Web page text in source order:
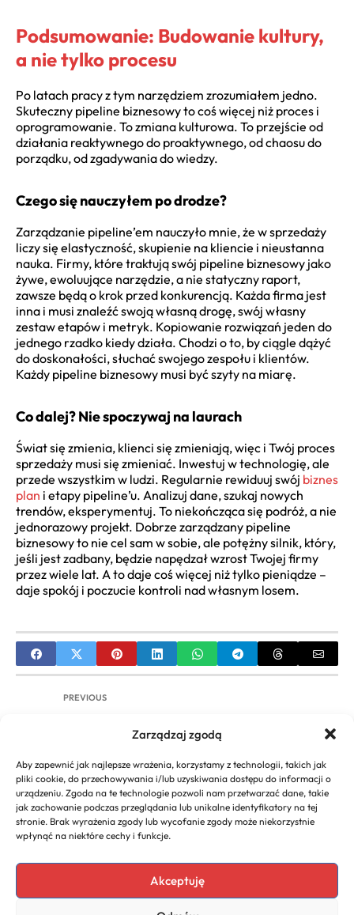
Zarządzaj zgodą
Aby zapewnić jak najlepsze wrażenia, korzystamy z technologii, takich jak
pliki cookie, do przechowywania i/lub uzyskiwania dostępu do informacji o
urządzeniu. Zgoda na te technologie pozwoli nam przetwarzać dane, takie
jak zachowanie podczas przeglądania lub unikalne identyfikatory na tej
stronie. Brak wyrażenia zgody lub wycofanie zgody może niekorzystnie
wpłynąć na niektóre cechy i funkcje.
Akceptuję
Podsumowanie: Budowanie kultury,
a nie tylko procesu
Po latach pracy z tym narzędziem zrozumiałem jedno.
Skuteczny pipeline biznesowy to coś więcej niż proces i
oprogramowanie. To zmiana kulturowa. To przejście od
działania reaktywnego do proaktywnego, od chaosu do
porządku, od zgadywania do wiedzy.
Czego się nauczyłem po drodze?
Zarządzanie pipeline’em nauczyło mnie, że w sprzedaży
liczy się elastyczność, skupienie na kliencie i nieustanna
nauka. Firmy, które traktują swój pipeline biznesowy jako
żywe, ewoluujące narzędzie, a nie statyczny raport,
zawsze będą o krok przed konkurencją. Każda firma jest
inna i musi znaleźć swoją własną drogę, swój własny
zestaw etapów i metryk. Kopiowanie rozwiązań jeden do
jednego rzadko kiedy działa. Chodzi o to, by ciągle dążyć
do doskonałości, słuchać swojego zespołu i klientów.
Każdy pipeline biznesowy musi być szyty na miarę.
Co dalej? Nie spoczywaj na laurach
Świat się zmienia, klienci się zmieniają, więc i Twój proces
sprzedaży musi się zmieniać. Inwestuj w technologię, ale
przede wszystkim w ludzi. Regularnie rewiduuj swój biznes
plan i etapy pipeline’u. Analizuj dane, szukaj nowych
trendów, eksperymentuj. To niekończąca się podróż, a nie
jednorazowy projekt. Dobrze zarządzany pipeline
biznesowy to nie cel sam w sobie, ale potężny silnik, który,
jeśli jest zadbany, będzie napędzał wzrost Twojej firmy
przez wiele lat. A to daje coś więcej niż tylko pieniądze –
daje spokój i poczucie kontroli nad własnym losem.
PREVIOUS
Telekomunikacyjne dla Biznesu
NEXT
Prowadzenie Biura Architektonicznego:
Kompleksowy Przewodnik od Założenia do
Skalowania
Copyright 2026. All rights